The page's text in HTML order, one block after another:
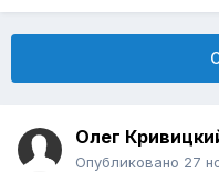
Олег
Опубликовано 27